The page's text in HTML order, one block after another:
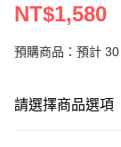
NT$1,580
預購商品：預計
請選擇商品選項